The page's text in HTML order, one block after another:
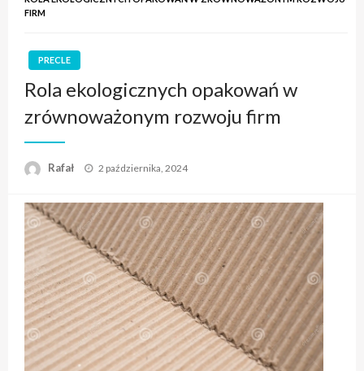
FIRM
PRECLE
Rola ekologicznych opakowań w
zrównoważonym rozwoju firm
Rafał
Opublikowane
2 października, 2024